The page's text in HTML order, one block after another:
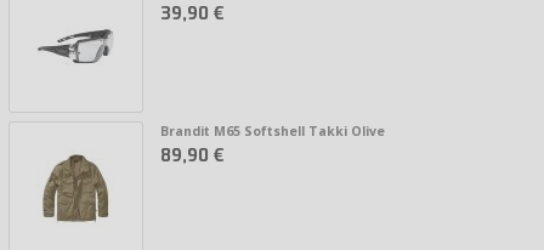
39,90 €
Brandit M65 Softshell Takki Olive
89,90 €